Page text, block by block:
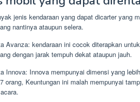
jenis kendaraan yang dapat dicarter yang
nantinya ataupun selera.
Avanza: kendaraan ini cocok diterapkan
dengan jarak tempuh dekat ataupun jauh.
Innova: Innova mempunyai dimensi yang
orang, Keuntungan ini malah mempunyai